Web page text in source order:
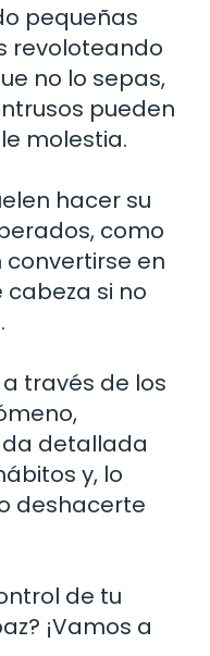
pequeñas
revoloteando
no lo sepas,
pueden
molestia.
hacer su
como
en
si no
través de los
detallada
y, lo
deshacerte
de tu
¡Vamos a